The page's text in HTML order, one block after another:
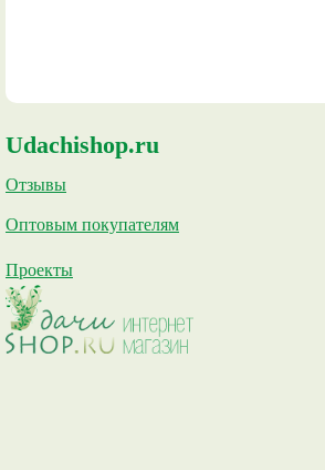
Udachishop.ru
Отзывы
Оптовым покупателям
Проекты